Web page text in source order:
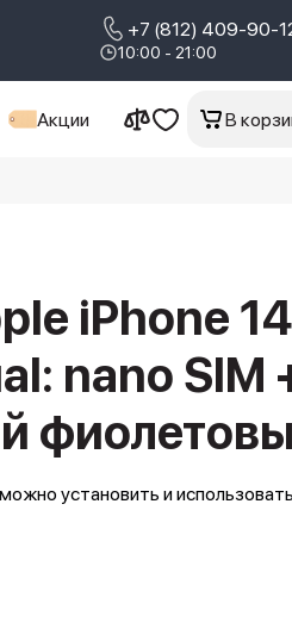
+7 (812) 409-90-
10:00 - 21:00
Акции В
iPhone 14
nano SIM
установить и